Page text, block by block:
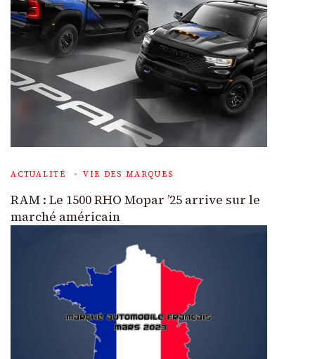
ACTUALITÉ VIE DES MARQUES
RAM : Le 1500 RHO Mopar ’25 arrive sur le
marché américain